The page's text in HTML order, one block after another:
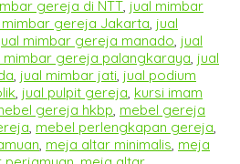
gereja di NTT, jual mimbar
mimbar gereja Jakarta, jual
mimbar gereja manado, jual
mimbar gereja palangkaraya, jual
, jual mimbar jati, jual podium
, jual pulpit gereja, kursi imam
gereja hkbp, mebel gereja
, mebel perlengkapan gereja,
, meja altar minimalis, meja